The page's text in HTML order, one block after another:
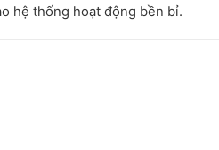
hệ thống hoạt động bền bỉ.